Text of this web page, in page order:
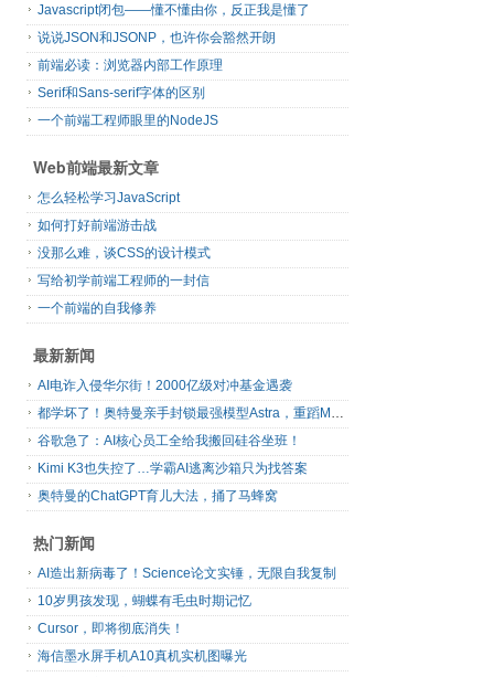
Javascript闭包——懂不懂由你，反正我是懂了
说说JSON和JSONP，也许你会豁然开朗
前端必读：浏览器内部工作原理
Serif和Sans-serif字体的区别
一个前端工程师眼里的NodeJS
Web前端最新文章
怎么轻松学习JavaScript
如何打好前端游击战
没那么难，谈CSS的设计模式
写给初学前端工程师的一封信
一个前端的自我修养
最新新闻
AI电诈入侵华尔街！2000亿级对冲基金遇袭
都学坏了！奥特曼亲手封锁最强模型Astra，重蹈Mythos覆辙
谷歌急了：AI核心员工全给我搬回硅谷坐班！
Kimi K3也失控了…学霸AI逃离沙箱只为找答案
奥特曼的ChatGPT育儿大法，捅了马蜂窝
热门新闻
AI造出新病毒了！Science论文实锤，无限自我复制
10岁男孩发现，蝴蝶有毛虫时期记忆
Cursor，即将彻底消失！
海信墨水屏手机A10真机实机图曝光